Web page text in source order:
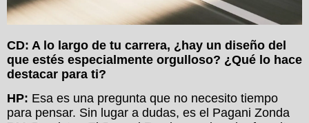
CD: A lo largo de tu carrera, ¿hay un diseño del
que estés especialmente orgulloso? ¿Qué lo hace
destacar para ti?
HP: Esa es una pregunta que no necesito tiempo
para pensar. Sin lugar a dudas, es el Pagani Zonda